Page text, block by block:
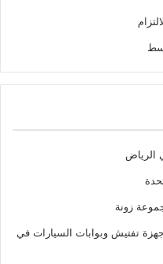
الرياض
زونة
تفتيش وبوابات السيارات في